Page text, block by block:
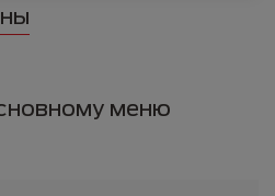
меню